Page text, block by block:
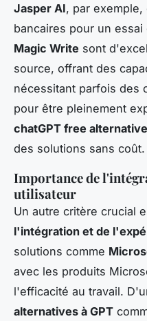
Jasper AI, par exemple,
bancaires pour un essai
Magic Write sont
source, offrant des
nécessitant parfois des
pour être pleinement
chatGPT free
des solutions sans coût.
Importance de
utilisateur
Un autre critère crucial
l'intégration et de
solutions comme
avec les produits
l'efficacité au travail.
alternatives à GPT